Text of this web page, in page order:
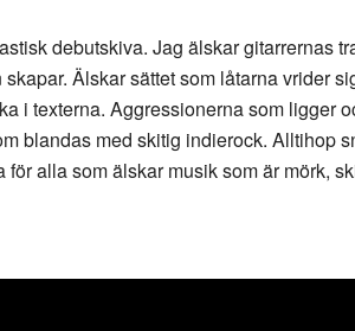
debutskiva. Jag älskar gitarrernas
Älskar sättet som låtarna vrider
i texterna. Aggressionerna som ligger
blandas med skitig indierock. Alltihop
alla som älskar musik som är mörk,